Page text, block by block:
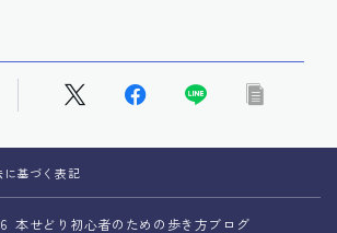
Follow Me
基づく表記
本せどり初心者のための歩き方ブログ